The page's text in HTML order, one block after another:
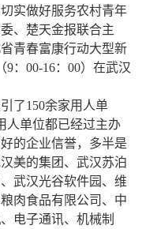
实做好服务农村青年
、楚天金报联合主
青春富康行动大型新
9：00-16：00）在武汉
了150余家用人单
人单位都已经过主办
的企业信誉，多半是
美的集团、武汉苏泊
武汉光谷软件园、维
肉食品有限公司、中
电子通讯、机械制